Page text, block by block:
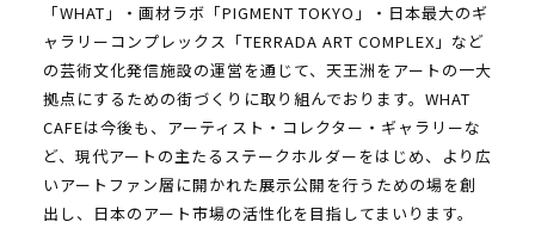
「WHAT」・画材ラボ「PIGMENT TOKYO」・日本最大のギ
ャラリーコンプレックス「TERRADA ART COMPLEX」など
の芸術文化発信施設の運営を通じて、天王洲をアートの一大
拠点にするための街づくりに取り組んでおります。WHAT
CAFEは今後も、アーティスト・コレクター・ギャラリーな
ど、現代アートの主たるステークホルダーをはじめ、より広
いアートファン層に開かれた展示公開を行うための場を創
出し、日本のアート市場の活性化を目指してまいります。